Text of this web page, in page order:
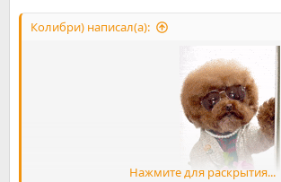
Колибри) написал(а):
Нажмите для раскрытия...